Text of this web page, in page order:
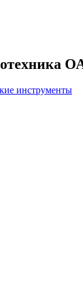
инструменты